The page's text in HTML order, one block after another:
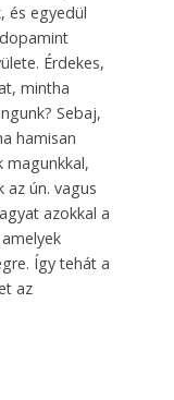
és egyedül
Érdekes,
mintha
Sebaj,
hamisan
magunkkal,
az ún. vagus
azokkal a
Így tehát a
az